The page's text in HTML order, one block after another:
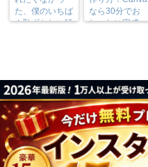
た、僕のいちば
ん恥ずかしい話
なら30分でお
しゃれに完成